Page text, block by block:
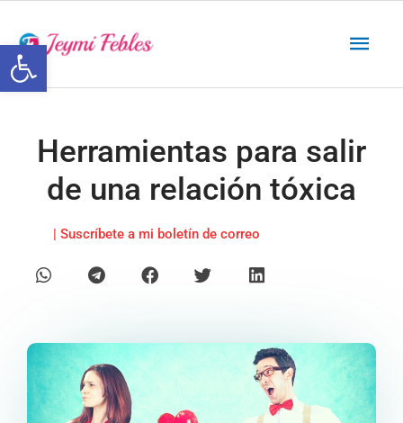
contenido
Herramientas para salir
de una relación tóxica
| Suscríbete a mi boletín de correo
Abrir barra de herramientas